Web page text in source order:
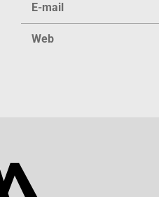
E-mail
Web